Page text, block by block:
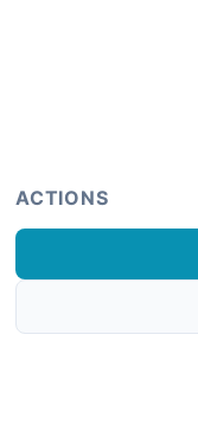
ACTIONS